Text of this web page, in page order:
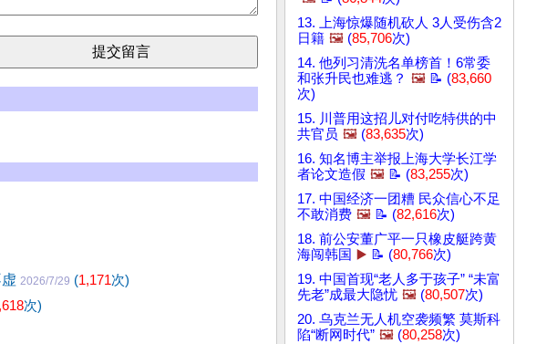
2026/7/29 (1,171次)
次)
13. 上海惊爆随机砍人 3人受伤含2
日籍 🖼️ (85,706次)
14. 他列习清洗名单榜首！6常委
和张升民也难逃？ 🖼️ 📝 (83,660
次)
15. 川普用这招儿对付吃特供的中
共官员 🖼️ (83,635次)
16. 知名博主举报上海大学长江学
者论文造假 🖼️ 📝 (83,255次)
17. 中国经济一团糟 民众信心不足
不敢消费 🖼️ 📝 (82,616次)
18. 前公安董广平一只橡皮艇跨黄
海闯韩国 ▶️ 📝 (80,766次)
19. 中国首现“老人多于孩子” “未富
先老”成最大隐忧 🖼️ (80,507次)
20. 乌克兰无人机空袭频繁 莫斯科
陷“断网时代” 🖼️ (80,258次)